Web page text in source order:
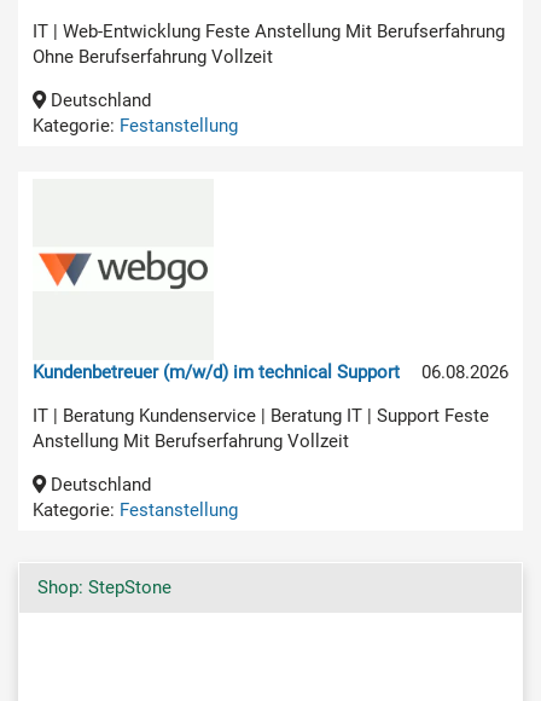
IT | Web-Entwicklung Feste Anstellung Mit Berufserfahrung
Ohne Berufserfahrung Vollzeit
Deutschland
Kategorie: Festanstellung
06.08.2026
Kundenbetreuer (m/w/d) im technical Support
IT | Beratung Kundenservice | Beratung IT | Support Feste
Anstellung Mit Berufserfahrung Vollzeit
Deutschland
Kategorie: Festanstellung
Shop: StepStone